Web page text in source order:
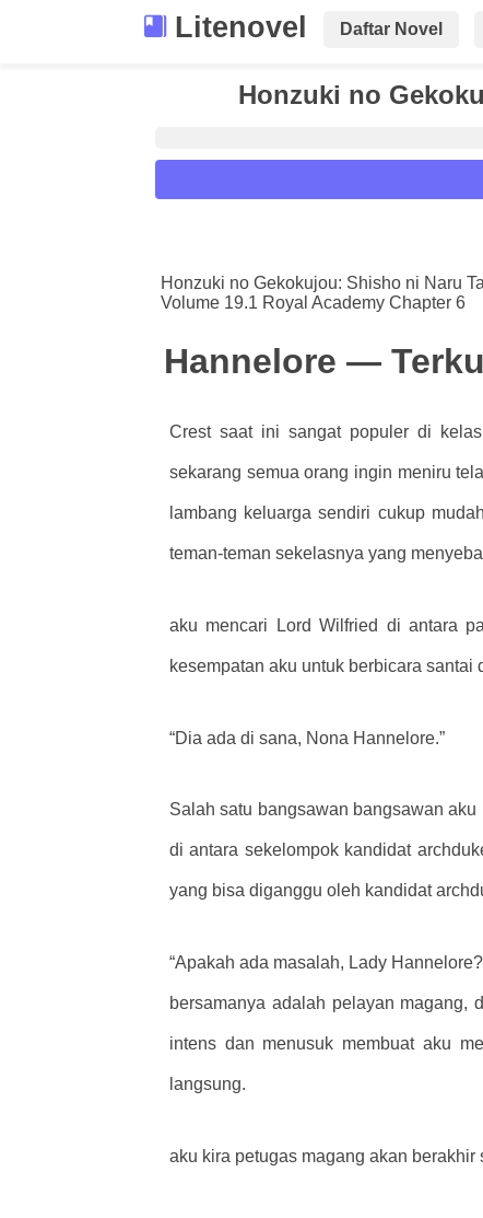
Litenovel Daftar Novel
Honzuki no
Font :
Titillium Web
Arial
Times New
Size :
Honzuki no Gekokujou: Shisho ni Naru
Volume 19.1 Royal Academy Chapter 6
Hannelore —
Crest saat ini sangat populer di
sekarang semua orang ingin meniru
lambang keluarga sendiri cukup
teman-teman sekelasnya yang
aku mencari Lord Wilfried di antara
kesempatan aku untuk berbicara
“Dia ada di sana, Nona Hannelore.”
Salah satu bangsawan bangsawan
di antara sekelompok kandidat
yang bisa diganggu oleh kandidat
“Apakah ada masalah, Lady
bersamanya adalah pelayan magang,
intens dan menusuk membuat aku
langsung.
aku kira petugas magang akan